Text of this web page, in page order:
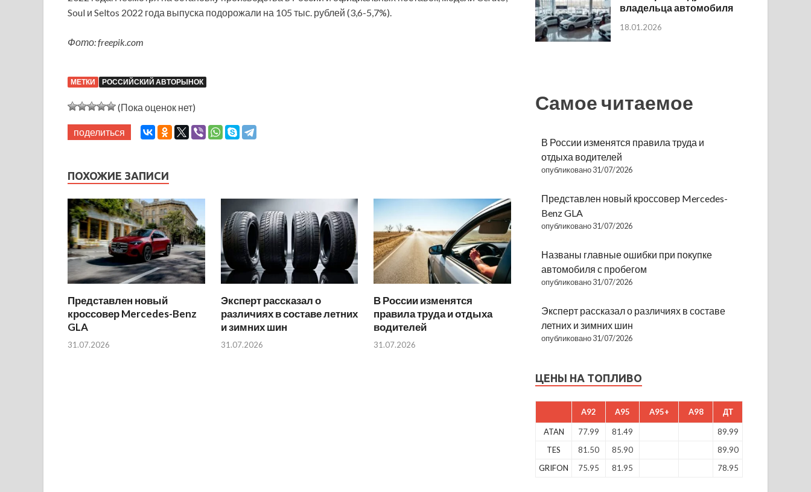
Soul и Seltos 2022 года выпуска подорожали на 105 тыс. рублей (3,6-5,7%).
Фото: freepik.com
МЕТКИ РОССИЙСКИЙ АВТОРЫНОК
(Пока оценок нет)
поделиться
ПОХОЖИЕ ЗАПИСИ
Представлен новый
кроссовер Mercedes-Benz
GLA
31.07.2026
Эксперт рассказал о
различиях в составе летних
и зимних шин
31.07.2026
В России изменятся
правила труда и отдыха
водителей
31.07.2026
владельца автомобиля
18.01.2026
Самое читаемое
В России изменятся правила труда и
отдыха водителей
опубликовано 31/07/2026
Представлен новый кроссовер Mercedes-
Benz GLA
опубликовано 31/07/2026
Названы главные ошибки при покупке
автомобиля с пробегом
опубликовано 31/07/2026
Эксперт рассказал о различиях в составе
летних и зимних шин
опубликовано 31/07/2026
ЦЕНЫ НА ТОПЛИВО
A92 A95 A95+ A98 ДТ
ATAN 77.99 81.49
89.99
TES
81.50 85.90
89.90
GRIFON
75.95 81.95 78.95